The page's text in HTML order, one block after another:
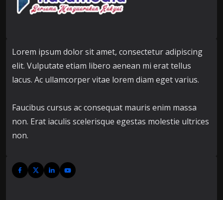
Lorem ipsum dolor sit amet, consectetur adipiscing
elit. Vulputate etiam libero aenean mi erat tellus
lacus. Ac ullamcorper vitae lorem diam eget varius.
Faucibus cursus ac consequat mauris enim massa
non. Erat iaculis scelerisque egestas molestie ultrices
non.